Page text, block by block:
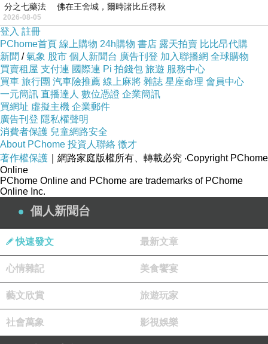
[00:33:14] annie說：我從內湖的鄉村長大的，所
以‥覺得你能住在山上，
一定很棒！
[00:33:14] 阿文說：阿文很懶得做廣告啦！
[00:33:36] annie說：哈哈！有空再說吧！我比較想
跟你聊天！
[00:33:46] 阿文說：好呀！
[00:33:59] 阿文說：啊妳也這麼晚睡哦？
[00:34:31] annie說：是還好啦！大部分，都一點左
右睡。你在幹嘛呀？
[00:34:44] 阿文說：校對文章呀！
[00:34:58] annie說：折紙書喔？
[00:35:23] 阿文說：不是啦！過去寫的一些文章，
想到就再看一看呀！
[00:36:10] annie說：你都種什麼植物呀？
一定很多人，像我一樣‥吵著跟你聊天吧？
[00:36:43] 阿文說：阿文都設定「開放聊天」啦！
[00:37:01] annie說：哈哈！這樣很有趣吧！
[00:37:51] 阿文說：但我不主動去找人。有很多外
我明明寫著‥英文很破，如果你不會中文，就
請不要打來，他們還是要打來，
分之七藥法 佛在王舍城，爾時諸比丘得秋
2026-08-05
登入 註冊
PChome首頁 線上購物 24h購物 書店 露天拍賣 比比昂代購
新聞 /氣象 股市 個人新聞台 廣告刊登 加入聯播網 全球購物
買賣租屋 支付連 國際連 Pi 拍錢包 旅遊 服務中心
買車 旅行團 汽車險推薦 線上麻將 雜誌 星座命理 會員中心
一元簡訊 直播達人 數位憑證 企業簡訊
買網址 虛擬主機 企業郵件
廣告刊登 隱私權聲明
消費者保護 兒童網路安全
About PChome 投資人聯絡 徵才
著作權保護 ｜網路家庭版權所有、轉載必究 ‧Copyright PChome
Online
PChome Online and PChome are trademarks of PChome
Online Inc.
個人新聞台
快速發文 最新文章
心情雜記 美食饗宴
藝文欣賞 旅遊玩家
社會萬象 影視娛樂